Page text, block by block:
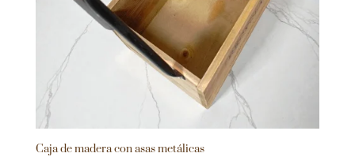
Caja de madera con asas metálicas